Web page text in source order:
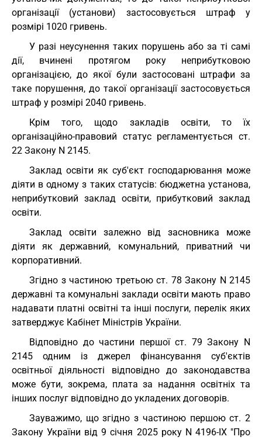
організації (установи) застосовується штраф у
розмірі 1020 гривень.
У разі неусунення таких порушень або за ті самі
дії, вчинені протягом року неприбутковою
організацією, до якої були застосовані штрафи за
таке порушення, до такої організації застосовується
штраф у розмірі 2040 гривень.
Крім того, щодо закладів освіти, то їх
організаційно-правовий статус регламентується ст.
22 Закону N 2145.
Заклад освіти як суб'єкт господарювання може
діяти в одному з таких статусів: бюджетна установа,
неприбутковий заклад освіти, прибутковий заклад
освіти.
Заклад освіти залежно від засновника може
діяти як державний, комунальний, приватний чи
корпоративний.
Згідно з частиною третьою ст. 78 Закону N 2145
державні та комунальні заклади освіти мають право
надавати платні освітні та інші послуги, перелік яких
затверджує Кабінет Міністрів України.
Відповідно до частини першої ст. 79 Закону N
2145 одним із джерел фінансування суб'єктів
освітньої діяльності відповідно до законодавства
може бути, зокрема, плата за надання освітніх та
інших послуг відповідно до укладених договорів.
Зауважимо, що згідно з частиною першою ст. 2
Закону України від 9 січня 2025 року N 4196-IX "Про